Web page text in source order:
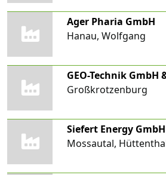
Ager Pharia GmbH
Hanau, Wolfgang
GEO-Technik GmbH
Großkrotzenburg
Siefert Energy GmbH
Mossautal,